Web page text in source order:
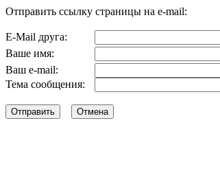
Отправить ссылку страницы на e-mail:
E-Mail друга:
Ваше имя:
Ваш e-mail:
Тема сообщения: